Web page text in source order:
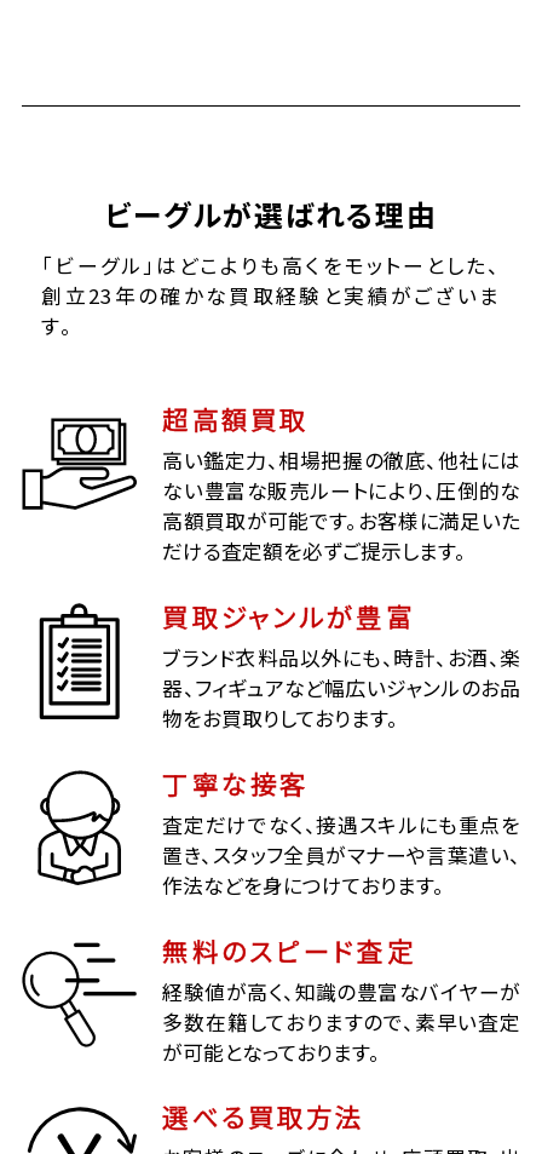
ビーグルが選ばれる理由
「ビーグル」はどこよりも高くをモットーとした、
創立23年の確かな買取経験と実績がございま
す。
超高額買取
高い鑑定力、相場把握の徹底、他社には
ない豊富な販売ルートにより、圧倒的な
高額買取が可能です。お客様に満足いた
だける査定額を必ずご提示します。
買取ジャンルが豊富
ブランド衣料品以外にも、時計、お酒、楽
器、フィギュアなど幅広いジャンルのお品
物をお買取りしております。
丁寧な接客
査定だけでなく、接遇スキルにも重点を
置き、スタッフ全員がマナーや言葉遣い、
作法などを身につけております。
無料のスピード査定
経験値が高く、知識の豊富なバイヤーが
多数在籍しておりますので、素早い査定
が可能となっております。
選べる買取方法